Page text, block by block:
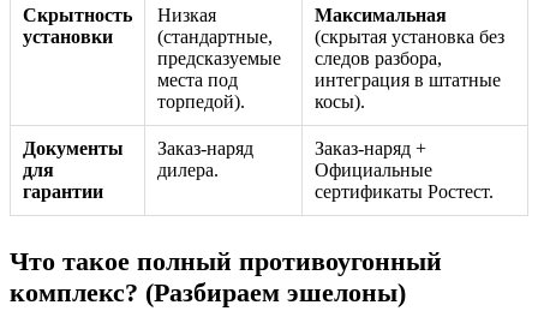
Скрытность
установки
Низкая
(стандартные,
предсказуемые
места под
торпедой).
Максимальная
(скрытая установка без
следов разбора,
интеграция в штатные
косы).
Документы
для
гарантии
Заказ-наряд
дилера.
Заказ-наряд +
Официальные
сертификаты Ростест.
Что такое полный противоугонный
комплекс? (Разбираем эшелоны)